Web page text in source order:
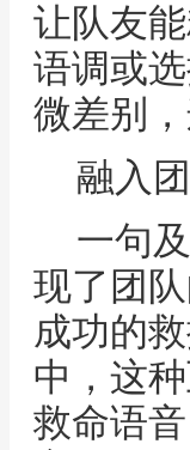
让队友
语调或
微差别
融入
一句
现了团
成功的
中，这
救命语